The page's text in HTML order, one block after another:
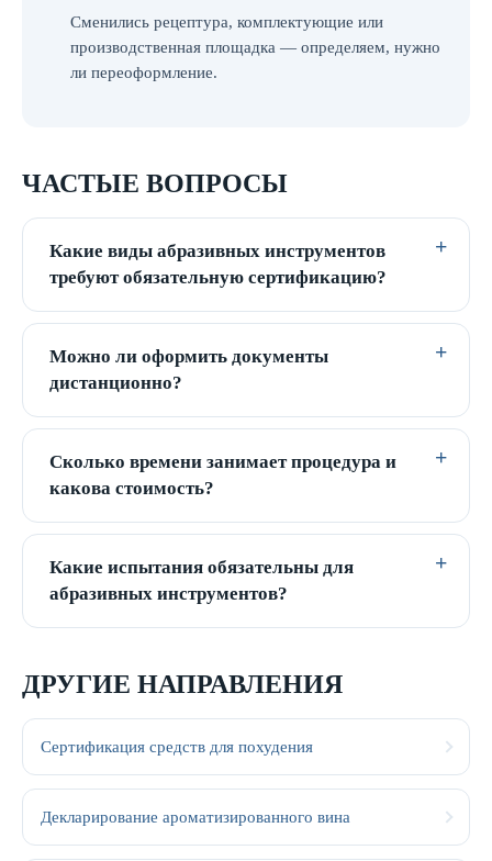
Сменились рецептура, комплектующие или
производственная площадка — определяем, нужно
ли переоформление.
ЧАСТЫЕ ВОПРОСЫ
Какие виды абразивных инструментов
требуют обязательную сертификацию?
Можно ли оформить документы
дистанционно?
Сколько времени занимает процедура и
какова стоимость?
Какие испытания обязательны для
абразивных инструментов?
ДРУГИЕ НАПРАВЛЕНИЯ
Сертификация средств для похудения
Декларирование ароматизированного вина